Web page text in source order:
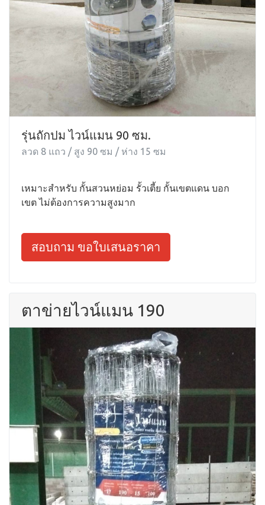
รุ่นถักปม ไวน์แมน 90 ซม.
ลวด 8 แถว / สูง 90 ซม / ห่าง 15 ซม
เหมาะสำหรับ กั้นสวนหย่อม รั้วเตี้ย กั้นเขตแดน บอก
เขต ไม่ต้องการความสูงมาก
สอบถาม ขอใบเสนอราคา
ตาข่ายไวน์แมน 190